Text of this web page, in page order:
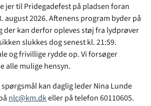
jer til Pridegadefest på pladsen foran
august 2026. Aftenens program byder på
kan derfor opleves støj fra lydprøver
slukkes dog senest kl. 21:59.
og frivillige rydde op. Vi forsøger
alle mulige hensyn.
kan daglig leder Nina Lunde
nlc@km.dkeller på telefon 60110605.